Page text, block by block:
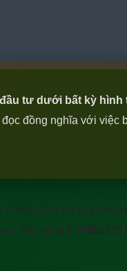
tư dưới bất kỳ hình
đồng nghĩa với việc
tiền thì lừa đảo
đây sẽ là 6 chiêu trò